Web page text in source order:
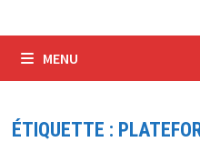
MENU
ÉTIQUETTE :